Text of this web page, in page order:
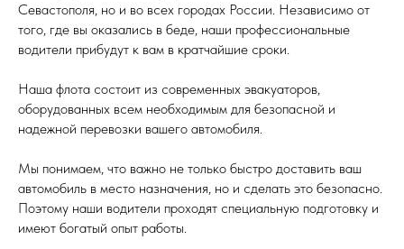
Севастополя, но и во всех городах России. Независимо от
того, где вы оказались в беде, наши профессиональные
водители прибудут к вам в кратчайшие сроки.
Наша флота состоит из современных эвакуаторов,
оборудованных всем необходимым для безопасной и
надежной перевозки вашего автомобиля.
Мы понимаем, что важно не только быстро доставить ваш
автомобиль в место назначения, но и сделать это безопасно.
Поэтому наши водители проходят специальную подготовку и
имеют богатый опыт работы.